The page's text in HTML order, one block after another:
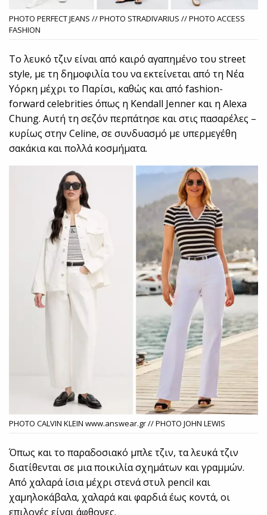
PHOTO PERFECT JEANS // PHOTO STRADIVARIUS // PHOTO ACCESS
FASHION
Το λευκό τζιν είναι από καιρό αγαπημένο του street
style, με τη δημοφιλία του να εκτείνεται από τη Νέα
Υόρκη μέχρι το Παρίσι, καθώς και από fashion-
forward celebrities όπως η Kendall Jenner και η Alexa
Chung. Αυτή τη σεζόν περπάτησε και στις πασαρέλες –
κυρίως στην Celine, σε συνδυασμό με υπερμεγέθη
σακάκια και πολλά κοσμήματα.
PHOTO CALVIN KLEIN www.answear.gr // PHOTO JOHN LEWIS
Όπως και το παραδοσιακό μπλε τζιν, τα λευκά τζιν
διατίθενται σε μια ποικιλία σχημάτων και γραμμών.
Από χαλαρά ίσια μέχρι στενά στυλ pencil και
χαμηλοκάβαλα, χαλαρά και φαρδιά έως κοντά, οι
επιλογές είναι άφθονες.